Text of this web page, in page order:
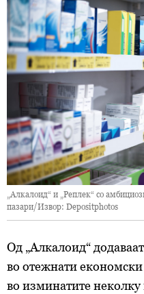
„Алкалоид“ и „Реплек“ со
пазари/Извор: Depositphotos
Од „Алкалоид“
во отежнати
во изминатите неколку